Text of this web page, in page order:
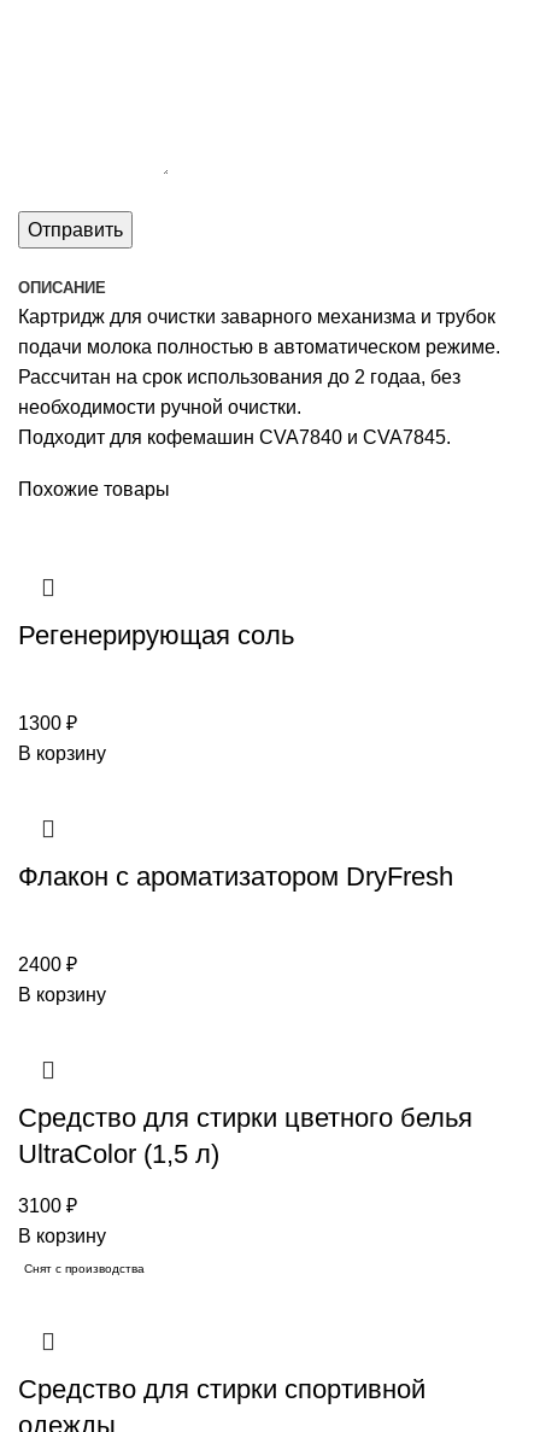
ОПИСАНИЕ
Картридж для очистки заварного механизма и трубок
подачи молока полностью в автоматическом режиме.
Рассчитан на срок использования до 2 годаа, без
необходимости ручной очистки.
Подходит для кофемашин CVA7840 и CVA7845.
Похожие товары
Регенерирующая соль
1300 ₽
В корзину
Флакон с ароматизатором DryFresh
2400 ₽
В корзину
Средство для стирки цветного белья
UltraColor (1,5 л)
3100 ₽
В корзину
Снят с производства
Средство для стирки спортивной
одежды